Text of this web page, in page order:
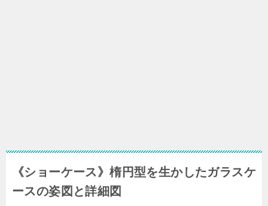
《ショーケース》楕円型を生かしたガラスケ
ースの姿図と詳細図